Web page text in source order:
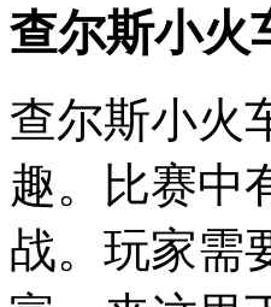
查尔斯小火
查尔斯小火
趣。比赛中
战。玩家需